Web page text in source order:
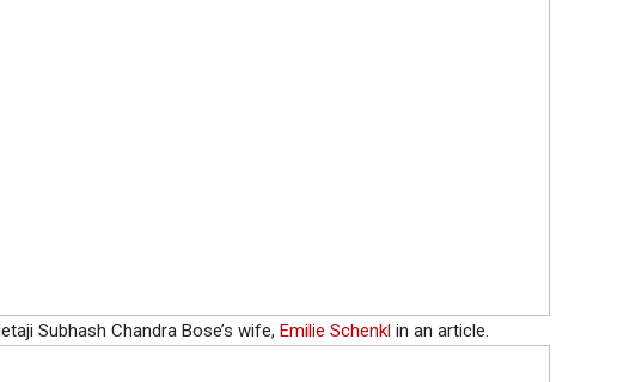
Subhash Chandra Bose’s wife, Emilie Schenkl in an article.